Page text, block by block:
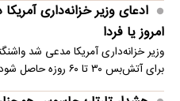
ادعای وزیر خزانه‌داری
امروز یا فردا
وزیر خزانه‌داری آمریکا مدعی شد
برای آتش‌بس ۳۰ تا ۶۰ روزه حاصل شود و با…